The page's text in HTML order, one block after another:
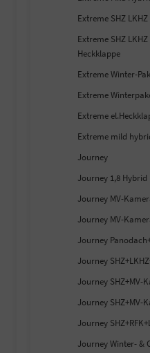
Extreme SHZ
Extreme SHZ
Heckklappe
Extreme Winter-
Extreme
Extreme
Extreme mild
Journey
Journey 1,8 Hybrid
Journey MV-
Journey MV-
Journey
Journey
Journey SHZ+MV-
Journey SHZ+MV-
Journey
Journey Winter- &